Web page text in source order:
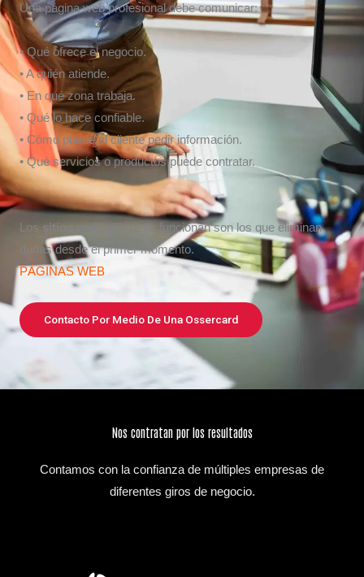
Una página web profesional debe comunicar:
• Qué ofrece el negocio.
• A quién atiende.
• En qué zona trabaja.
• Qué lo hace confiable.
• Cómo puede el cliente pedir información.
• Qué servicios o productos puede contratar.
Los sitios web que mejor funcionan son los que eliminan
dudas desde el primer momento.
PÁGINAS WEB
Contacto Por Medio De Una Ossercard
Nos contratan por los resultados
Contamos con la confianza de múltiples empresas de
diferentes giros de negocio.